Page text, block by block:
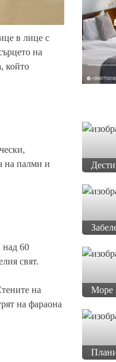
Море
в лице с
на
който
на палми и
над 60
свят.
на
на фараона